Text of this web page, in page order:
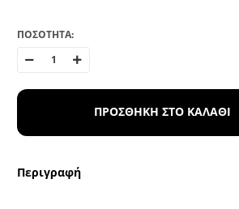
ΠΟΣΟΤΗΤΑ:
ΠΡΟΣΘΗΚΗ ΣΤΟ ΚΑΛΑΘΙ
Περιγραφή